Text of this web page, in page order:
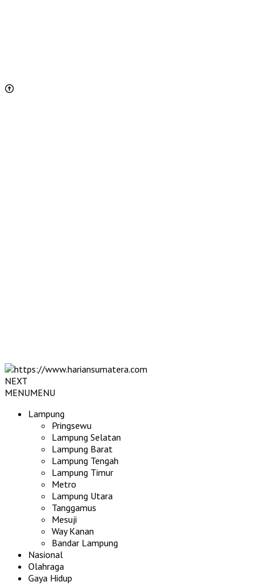
NEXT
MENUMENU
Lampung
Pringsewu
Lampung Selatan
Lampung Barat
Lampung Tengah
Lampung Timur
Metro
Lampung Utara
Tanggamus
Mesuji
Way Kanan
Bandar Lampung
Nasional
Olahraga
Gaya Hidup